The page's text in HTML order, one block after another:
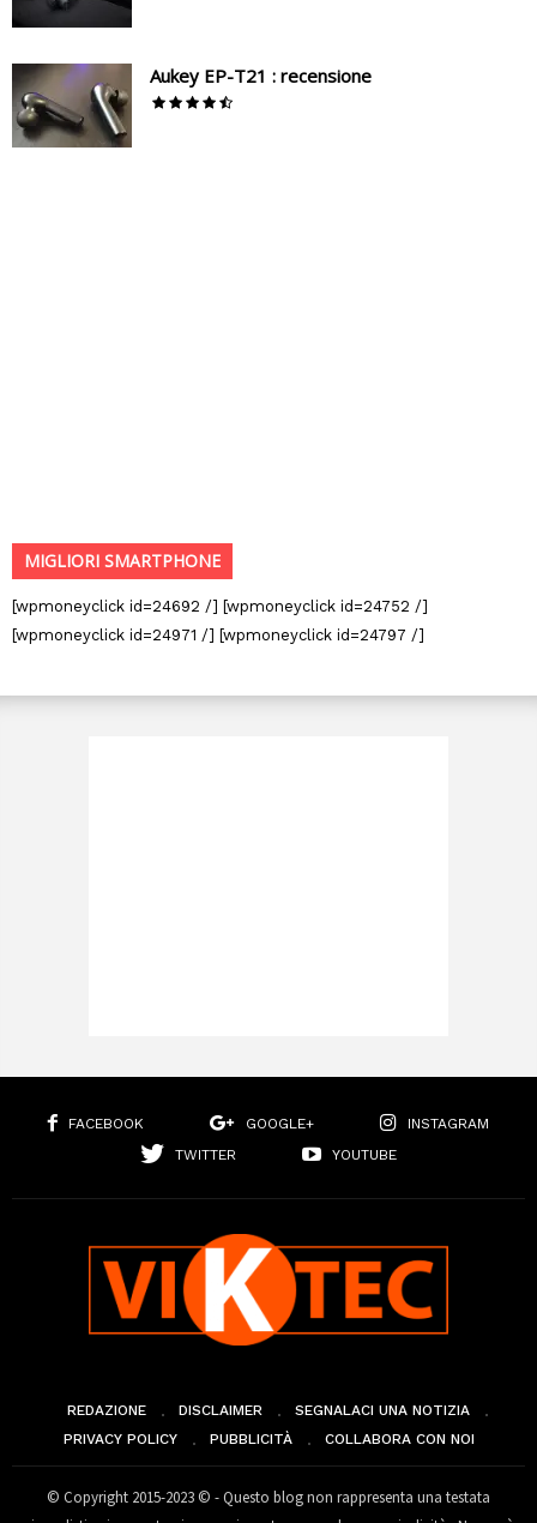
Aukey EP-T21 : recensione
MIGLIORI SMARTPHONE
[wpmoneyclick id=24692 /] [wpmoneyclick id=24752 /]
[wpmoneyclick id=24971 /] [wpmoneyclick id=24797 /]
FACEBOOK GOOGLE+
INSTAGRAM
TWITTER
YOUTUBE
REDAZIONE DISCLAIMER
SEGNALACI UNA NOTIZIA
PRIVACY POLICY
PUBBLICITÀ COLLABORA CON NOI
© Copyright 2015-2023 © - Questo blog non rappresenta una testata